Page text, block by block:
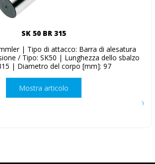
SK 50 BR 315
| Tipo di attacco: Barra di alesatura
/ Tipo: SK50 | Lunghezza dello sbalzo
| Diametro del corpo [mm]: 97
Mostra articolo